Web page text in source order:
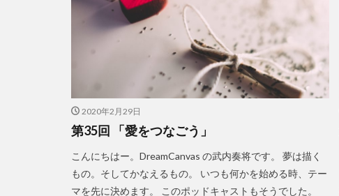
2020年2月29日
第35回 「愛をつなごう」
こんにちはー。DreamCanvas の武内奏将です。 夢は描く
もの。そしてかなえるもの。 いつも何かを始める時、テー
マを先に決めます。 このポッドキャストもそうでした。